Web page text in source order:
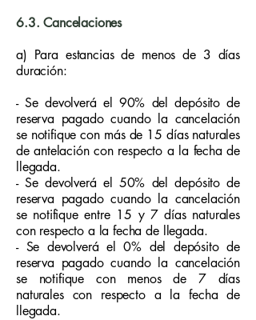
6.3. Cancelaciones
a) Para estancias de menos de 3 días
duración:
- Se devolverá el 90% del depósito de
reserva pagado cuando la cancelación
se notifique con más de 15 días naturales
de antelación con respecto a la fecha de
llegada.
- Se devolverá el 50% del depósito de
reserva pagado cuando la cancelación
se notifique entre 15 y 7 días naturales
con respecto a la fecha de llegada.
- Se devolverá el 0% del depósito de
reserva pagado cuando la cancelación
se notifique con menos de 7 días
naturales con respecto a la fecha de
llegada.